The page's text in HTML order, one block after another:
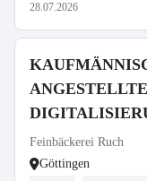
28.07.2026
Feinbäckerei Ruch
Göttingen